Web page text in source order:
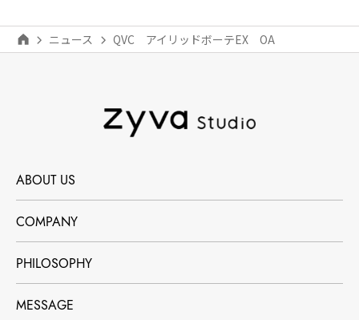
ニュース QVC アイリッドボーテEX OA
ABOUT US
COMPANY
PHILOSOPHY
MESSAGE